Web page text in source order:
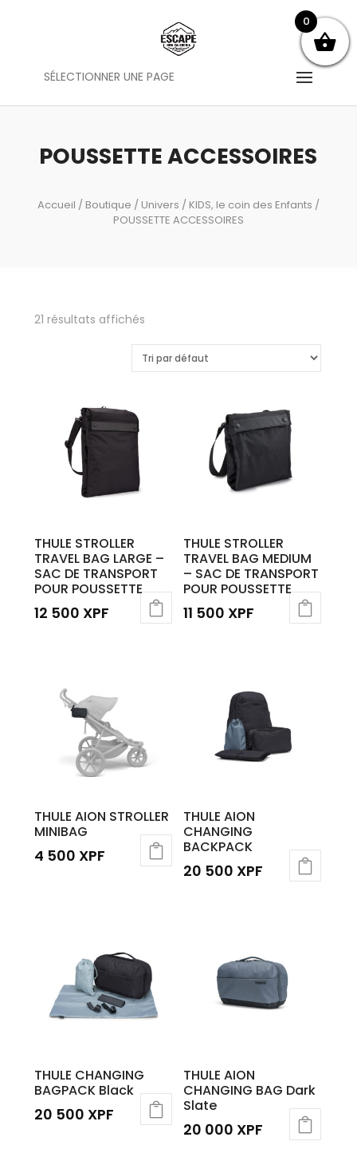
SÉLECTIONNER UNE PAGE
POUSSETTE ACCESSOIRES
Accueil / Boutique / Univers / KIDS, le coin des Enfants /
POUSSETTE ACCESSOIRES
21 résultats affichés
THULE STROLLER
TRAVEL BAG LARGE –
SAC DE TRANSPORT
POUR POUSSETTE
12 500 XPF
THULE STROLLER
TRAVEL BAG MEDIUM
– SAC DE TRANSPORT
POUR POUSSETTE
11 500 XPF
THULE AION STROLLER
MINIBAG
4 500 XPF
THULE AION
CHANGING
BACKPACK
20 500 XPF
THULE CHANGING
BAGPACK Black
20 500 XPF
THULE AION
CHANGING BAG Dark
Slate
20 000 XPF
0